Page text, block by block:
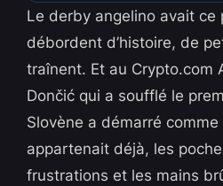
Le derby angelino avait ce
débordent d’histoire, de
traînent. Et au Crypto.com
Dončić qui a soufflé le
Slovène a démarré
appartenait déjà, les
frustrations et les mains